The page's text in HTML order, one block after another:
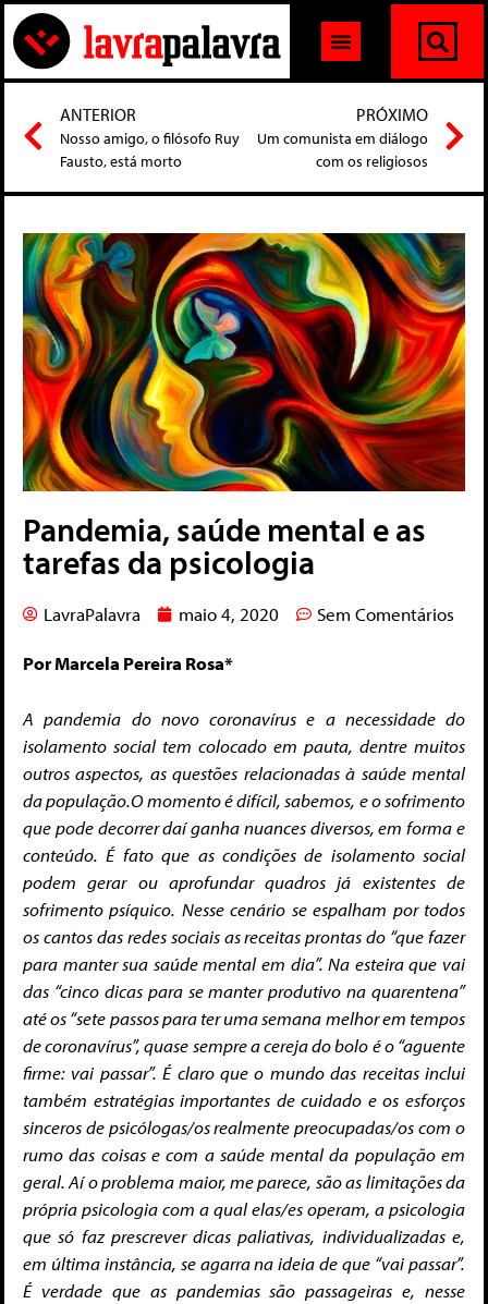
ANTERIOR
Nosso amigo, o filósofo Ruy
Fausto, está morto
PRÓXIMO
Um comunista em diálogo
com os religiosos
Pandemia, saúde mental e as
tarefas da psicologia
LavraPalavra maio 4, 2020 Sem Comentários
Por Marcela Pereira Rosa*
A pandemia do novo coronavírus e a necessidade do
isolamento social tem colocado em pauta, dentre muitos
outros aspectos, as questões relacionadas à saúde mental
da população.O momento é difícil, sabemos, e o sofrimento
que pode decorrer daí ganha nuances diversos, em forma e
conteúdo. É fato que as condições de isolamento social
podem gerar ou aprofundar quadros já existentes de
sofrimento psíquico. Nesse cenário se espalham por todos
os cantos das redes sociais as receitas prontas do “que fazer
para manter sua saúde mental em dia”. Na esteira que vai
das “cinco dicas para se manter produtivo na quarentena”
até os “sete passos para ter uma semana melhor em tempos
de coronavírus”, quase sempre a cereja do bolo é o “aguente
firme: vai passar”. É claro que o mundo das receitas inclui
também estratégias importantes de cuidado e os esforços
sinceros de psicólogas/os realmente preocupadas/os com o
rumo das coisas e com a saúde mental da população em
geral. Aí o problema maior, me parece, são as limitações da
própria psicologia com a qual elas/es operam, a psicologia
que só faz prescrever dicas paliativas, individualizadas e,
em última instância, se agarra na ideia de que “vai passar”.
É verdade que as pandemias são passageiras e, nesse